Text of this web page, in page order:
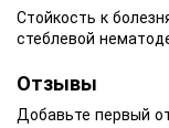
Стойкость к
стеблевой
Отзывы
Добавьте первый